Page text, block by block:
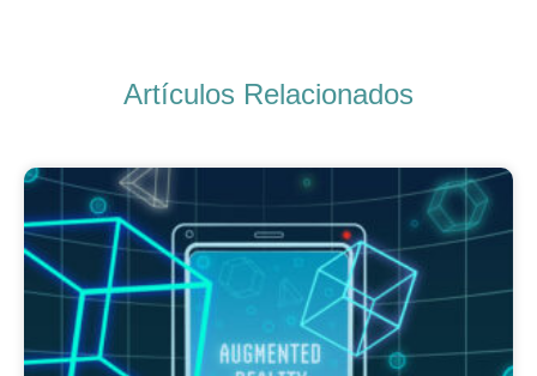
Artículos Relacionados